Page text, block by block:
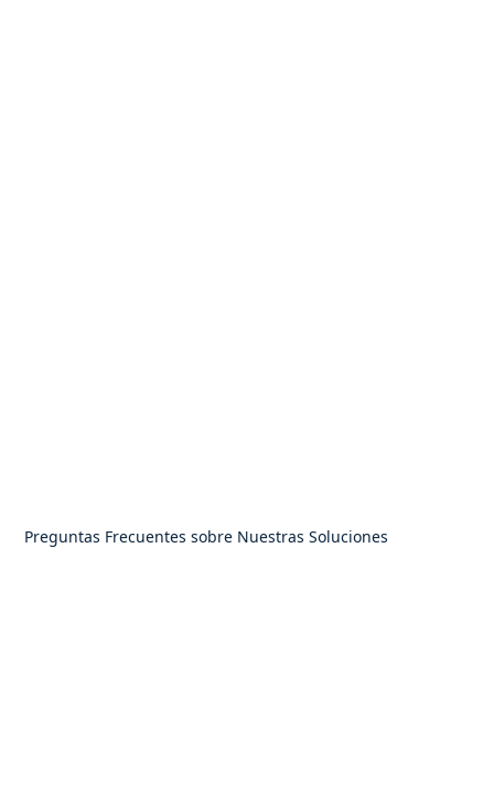
Preguntas Frecuentes sobre Nuestras Soluciones